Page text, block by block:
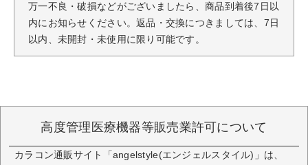
万一不良・破損などがございましたら、商品到着後7日以
内にお知らせください。返品・交換につきましては、7日
以内、未開封・未使用に限り可能です。
高度管理医療機器等販売業許可について
カラコン通販サイト「angelstyle(エンジェルスタイル)」は、